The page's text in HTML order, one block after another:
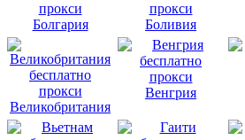
Болгария Боливия
Великобритания
Венгрия